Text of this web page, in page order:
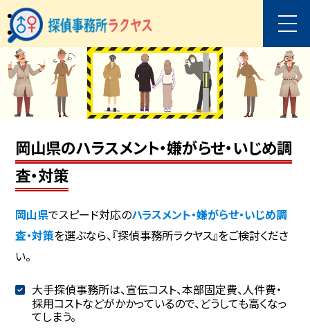
岡山県のハラスメント・嫌がらせ・いじめ調
査・対策
岡山県でスピード対応のハラスメント・嫌がらせ・いじめ調
査・対策を選ぶなら、『探偵事務所ラクヤス』をご検討くださ
い。
大手探偵事務所は、宣伝コスト、本部固定費、人件費・
採用コストなどがかかっているので、どうしても高くなっ
てしまう。